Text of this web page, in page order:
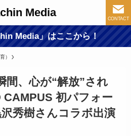
Media CONTACT
Media」はここから！
）
間、心が“解放”され
初パフォー
秀樹さんコラボ出演